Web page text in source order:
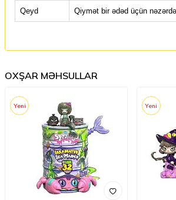
Qeyd Qiymət bir ədəd üçün
OXŞAR MƏHSULLAR
Yeni Yeni